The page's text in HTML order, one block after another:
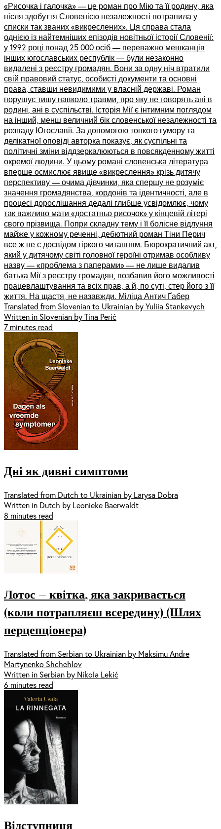
«Рисочка і галочка» — це роман про Мію та її родину, яка
після здобуття Словенією незалежності потрапила у
списки так званих «викреслених». Ця справа стала
однією із найтемніших епізодів новітньої історії Словенії:
у 1992 році понад 25 000 осіб — переважно мешканців
інших югославських республік — були незаконно
видалені з реєстру громадян. Вони за одну ніч втратили
свій правовий статус, особисті документи та основні
права, ставши невидимими у власній державі. Роман
порушує тишу навколо травми, про яку не говорять ані в
родині, ані в суспільстві. Історія Мії є інтимним поглядом
на інший, менш величний бік словенської незалежності та
розпаду Югославії. За допомогою тонкого гумору та
делікатної оповіді авторка показує, як суспільні та
політичні зміни віддзеркалюються в повсякденному житті
окремої людини. У цьому романі словенська література
вперше осмислює явище «викреслення» крізь дитячу
перспективу — очима дівчинки, яка спершу не розуміє
значення громадянства, кордонів та ідентичності, але в
процесі дорослішання дедалі глибше усвідомлює, чому
так важливо мати «достатньо рисочок» у кінцевій літері
свого прізвища. Попри складну тему і її болісне відлуння
майже у кожному реченні, дебютний роман Тіни Перич
все ж не є досвідом гіркого читанням. Бюрократичний акт,
який у дитячому світі головної героїні отримав особливу
назву — «проблема з паперами» — не лише видалив
батька Мії з реєстру громадян, позбавив його можливості
працевлаштування та всіх прав, а й, по суті, стер його з її
життя. На щастя, не назавжди. Міліца Антич Ґабер
Translated from Slovenian to Ukrainian by Yuliia Stankevych
Written in Slovenian by Tina Perić
7 minutes read
Дні як дивні симптоми
Translated from Dutch to Ukrainian by Larysa Dobra
Written in Dutch by Leonieke Baerwaldt
8 minutes read
Лотос — квітка, яка закривається
(коли потрапляєш всередину) (Шлях
перцепціонера)
Translated from Serbian to Ukrainian by Maksimu Andre
Martynenko Shchehlov
Written in Serbian by Nikola Lekić
6 minutes read
Відступниця